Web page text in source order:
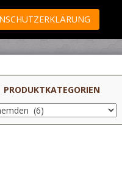
PRODUKTKATEGORIEN